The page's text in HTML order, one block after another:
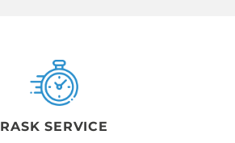
RASK SERVICE